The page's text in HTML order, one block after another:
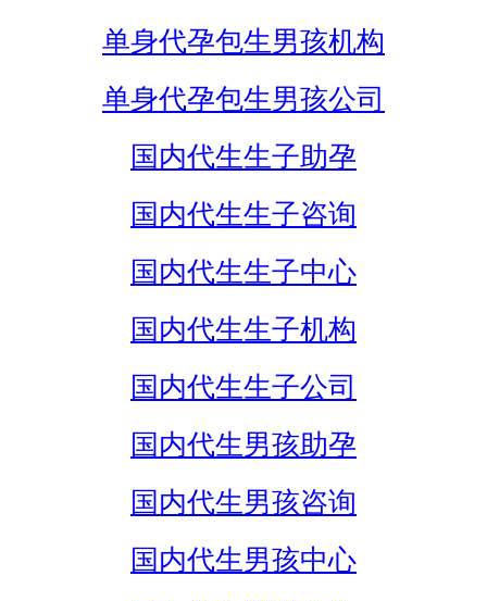
单身代孕包生男孩机构
单身代孕包生男孩公司
国内代生生子助孕
国内代生生子咨询
国内代生生子中心
国内代生生子机构
国内代生生子公司
国内代生男孩助孕
国内代生男孩咨询
国内代生男孩中心